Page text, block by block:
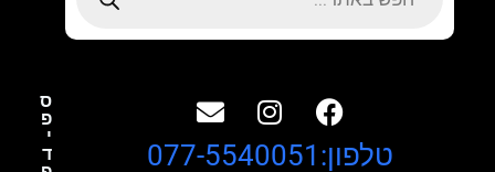
ס
פ
י
ד
טלפון:077-5540051